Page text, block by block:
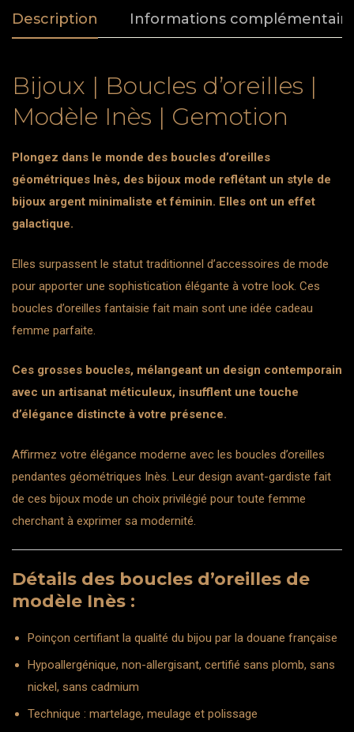
Description Informations
Bijoux | Boucles d’oreilles |
Modèle Inès | Gemotion
Plongez dans le monde des boucles d’oreilles
géométriques Inès, des bijoux mode reflétant un style de
bijoux argent minimaliste et féminin. Elles ont un effet
galactique.
Elles surpassent le statut traditionnel d’accessoires de mode
pour apporter une sophistication élégante à votre look. Ces
boucles d’oreilles fantaisie fait main sont une idée cadeau
femme parfaite.
Ces grosses boucles, mélangeant un design contemporain
avec un artisanat méticuleux, insufflent une touche
d’élégance distincte à votre présence.
Affirmez votre élégance moderne avec les boucles d’oreilles
pendantes géométriques Inès. Leur design avant-gardiste fait
de ces bijoux mode un choix privilégié pour toute femme
cherchant à exprimer sa modernité.
Détails des boucles d’oreilles de
modèle Inès :
Poinçon certifiant la qualité du bijou par la douane française
Hypoallergénique, non-allergisant, certifié sans plomb, sans
nickel, sans cadmium
Technique : martelage, meulage et polissage